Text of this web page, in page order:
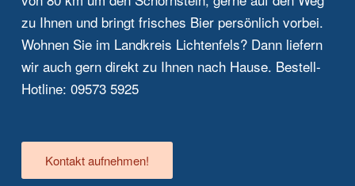
zu Ihnen und bringt frisches Bier persönlich vorbei.
Wohnen Sie im Landkreis Lichtenfels? Dann liefern
wir auch gern direkt zu Ihnen nach Hause. Bestell-
Hotline: 09573 5925
Kontakt aufnehmen!